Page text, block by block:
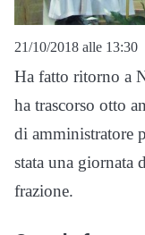
21/10/2018 alle 13:30
Ha fatto ritorno a
ha trascorso otto
di amministratore
stata una giornata
frazione.